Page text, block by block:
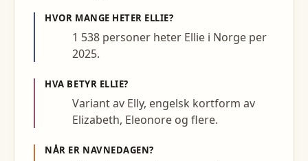
HVOR MANGE HETER ELLIE?
1 538 personer heter Ellie i Norge per
2025.
HVA BETYR ELLIE?
Variant av Elly, engelsk kortform av
Elizabeth, Eleonore og flere.
NÅR ER NAVNEDAGEN?